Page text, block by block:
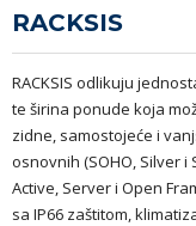
RACKSIS
RACKSIS odlikuju
te širina ponude koja
zidne, samostojeće i
osnovnih (SOHO, Silver i
Active, Server i Open
sa IP66 zaštitom,